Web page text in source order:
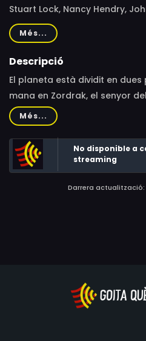
Stuart Lock, Nancy Hendry,
Martin, Melvyn Hayes, Anthony
Colin Marsh, Derek Wright,
Richard Tate
Més...
Descripció
El planeta està dividit en
mana en Zordrak, el senyor
apoderar-se de la Pedra dels
estendre, però la Pedra està
difícil.
Més...
No disponible a
streaming
Darrera actualització: